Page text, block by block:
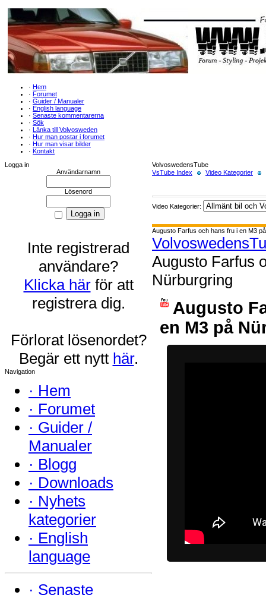
· Hem
· Forumet
· Guider / Manualer
· English language
· Senaste kommentarerna
· Sök
· Länka till Volvosweden
· Hur man postar i forumet
· Hur man visar bilder
· Kontakt
Logga in
Användarnamn
Lösenord
Inte registrerad
användare?
Klicka härför att
registrera dig.
Förlorat lösenordet?
Begär ett nytt här.
Navigation
· Hem
· Forumet
· Guider /
Manualer
· Blogg
· Downloads
· Nyhets
kategorier
· English
language
· Senaste
VolvoswedensTube
VsTube Index
Video Kategorier
Video Kategorier:
Augusto Farfus och hans fru i en M3
Augusto Farfus
Nürburgring
Augusto
en M3 på